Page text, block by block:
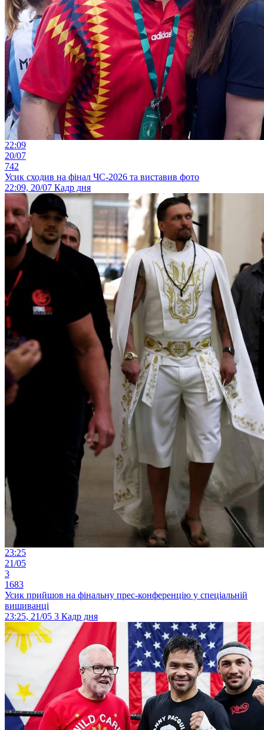
22:09
20/07
742
Усик сходив на фінал ЧС-2026 та виставив фото
22:09, 20/07 Кадр дня
23:25
21/05
3
1683
Усик прийшов на фінальну прес-конференцію у спеціальній
вишиванці
23:25, 21/05 3 Кадр дня